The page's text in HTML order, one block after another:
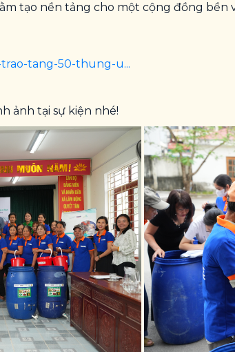
tạo nền tảng cho một cộng đồng bền
tang-50-thung-u...
ảnh tại sự kiện nhé!